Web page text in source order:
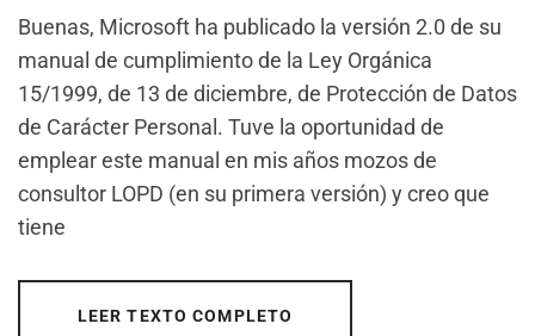
Buenas, Microsoft ha publicado la versión 2.0 de su
manual de cumplimiento de la Ley Orgánica
15/1999, de 13 de diciembre, de Protección de Datos
de Carácter Personal. Tuve la oportunidad de
emplear este manual en mis años mozos de
consultor LOPD (en su primera versión) y creo que
tiene
LEER TEXTO COMPLETO